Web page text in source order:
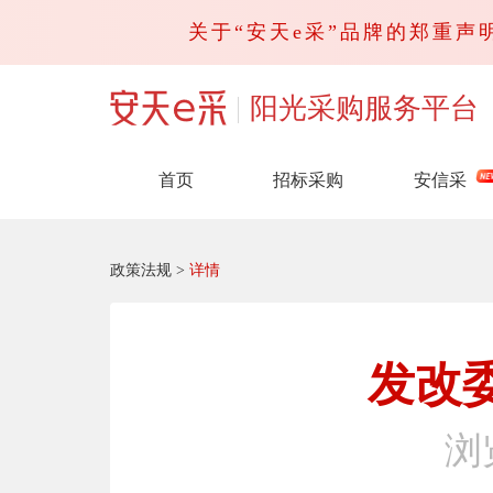
关于“安天e采”品牌的郑重
阳光采购服务平台
首页 招标采购 安信采
政策法规 > 详情
发改
浏